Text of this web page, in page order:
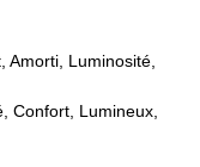
Amorti, Luminosité,
Confort, Lumineux,